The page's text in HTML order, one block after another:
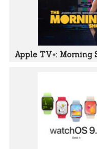
Apple TV+: Morning